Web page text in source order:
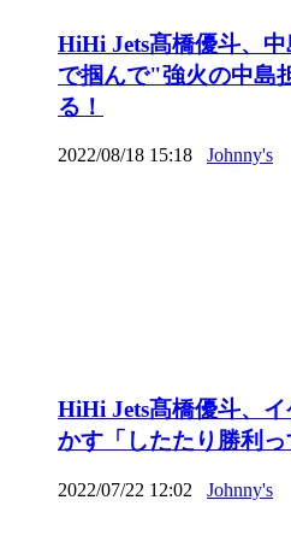
HiHi Jets髙橋優斗、
で掴んで"強火の中島
る！
2022/08/18 15:18 Johnny's
HiHi Jets髙橋優斗、
かす「したたり勝利っ
2022/07/22 12:02 Johnny's